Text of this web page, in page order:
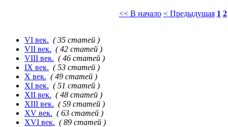
<< В начало < Предыдущая 1 2
VI век. ( 35 статей )
VII век. ( 42 статей )
VIII век. ( 46 статей )
IX век. ( 53 статей )
X век. ( 49 статей )
XI век. ( 51 статей )
XII век. ( 48 статей )
XIII век. ( 59 статей )
XV век. ( 63 статей )
XVI век. ( 89 статей )